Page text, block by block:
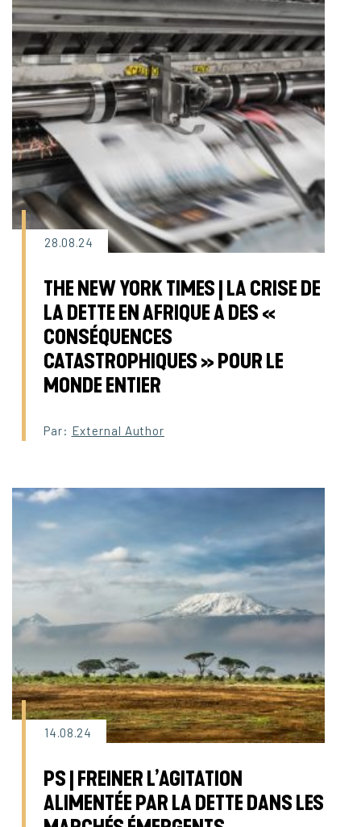
28.08.24
THE NEW YORK TIMES | LA CRISE DE
LA DETTE EN AFRIQUE A DES «
CONSÉQUENCES
CATASTROPHIQUES » POUR LE
MONDE ENTIER
Par: External Author
14.08.24
PS | FREINER L’AGITATION
ALIMENTÉE PAR LA DETTE DANS LES